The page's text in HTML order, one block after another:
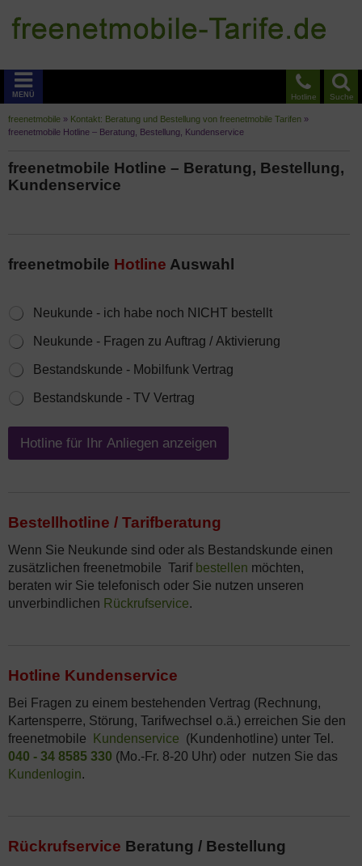
Suche
Hotline
MENÜ
freenetmobile » Kontakt: Beratung und Bestellung von freenetmobile Tarifen »
freenetmobile Hotline – Beratung, Bestellung, Kundenservice
freenetmobile Hotline – Beratung, Bestellung,
Kundenservice
freenetmobile Hotline Auswahl
u
d
s
t
a
n
d
s
e
*
Neukunde - ich habe noch NICHT bestellt
Neukunde - Fragen zu Auftrag / Aktivierung
Bestandskunde - Mobilfunk Vertrag
Bestandskunde - TV Vertrag
Hotline für Ihr Anliegen anzeigen
Bestellhotline / Tarifberatung
Wenn Sie Neukunde sind oder als Bestandskunde einen
zusätzlichen freenetmobile Tarif bestellen möchten,
beraten wir Sie telefonisch oder Sie nutzen unseren
unverbindlichen Rückrufservice.
Hotline Kundenservice
Bei Fragen zu einem bestehenden Vertrag (Rechnung,
Kartensperre, Störung, Tarifwechsel o.ä.) erreichen Sie den
freenetmobile
Kundenservice (Kundenhotline) unter Tel.
040 - 34 8585 330 (Mo.-Fr. 8-20 Uhr) oder nutzen Sie das
Kundenlogin.
Rückrufservice Beratung / Bestellung